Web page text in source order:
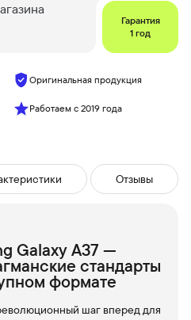
Гарантия
1 год
Оригинальная продукция
Работаем с 2019 года
Отзывы
Galaxy A37 —
стандарты
формате
шаг вперед для